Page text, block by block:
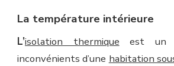
La température intérieure
L’isolation thermique est un
inconvénients d’une habitation